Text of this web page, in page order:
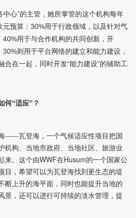
中心”的主管，她所掌管的这个机构每年
元预算： 30%用于行政领域，以及针对气
40%用于与合作机构的共同创新，开
30%则用于平台网络的建立和能力建设，
合在一起，同时开发“能力建设”的辅助工
何“适应”？
——瓦登海，一个气候适应性项目把国
机构、当地市政府、当地社区、旅游业
来。这个由WWF在Husum的一个国家公
目，希望可以为瓦登海找到更生态的堤
断上升的海平面，同时也能提升当地的
景，还可以进行可持续的淡水管理，提